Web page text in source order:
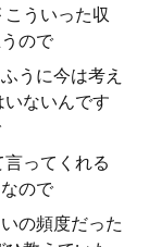
ういった収
ので
うに今は考え
ないんです
ってくれる
ので
の頻度だった